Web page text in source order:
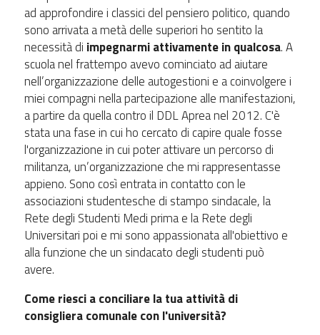
ad approfondire i classici del pensiero politico, quando
sono arrivata a metà delle superiori ho sentito la
necessità di impegnarmi attivamente in qualcosa. A
scuola nel frattempo avevo cominciato ad aiutare
nell’organizzazione delle autogestioni e a coinvolgere i
miei compagni nella partecipazione alle manifestazioni,
a partire da quella contro il DDL Aprea nel 2012. C'è
stata una fase in cui ho cercato di capire quale fosse
l'organizzazione in cui poter attivare un percorso di
militanza, un’organizzazione che mi rappresentasse
appieno. Sono così entrata in contatto con le
associazioni studentesche di stampo sindacale, la
Rete degli Studenti Medi prima e la Rete degli
Universitari poi e mi sono appassionata all'obiettivo e
alla funzione che un sindacato degli studenti può
avere.
Come riesci a conciliare la tua attività di
consigliera comunale con l'università?